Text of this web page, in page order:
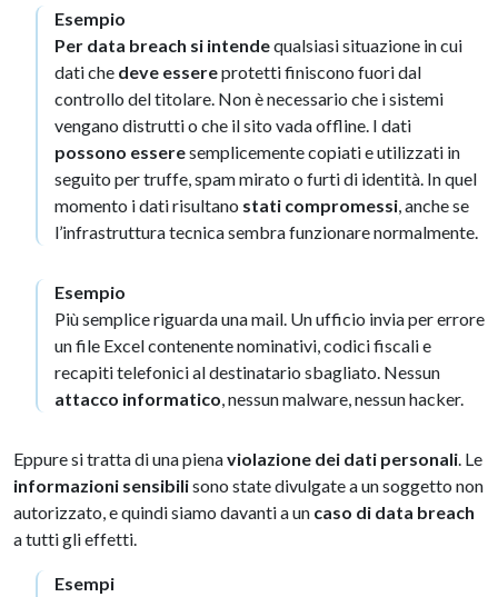
Esempio
Per data breach si intendequalsiasi situazione in cui
dati che deve essereprotetti finiscono fuori dal
controllo del titolare. Non è necessario che i sistemi
vengano distrutti o che il sito vada offline. I dati
possono esseresemplicemente copiati e utilizzati in
seguito per truffe, spam mirato o furti di identità. In quel
momento i dati risultano stati compromessi, anche se
l’infrastruttura tecnica sembra funzionare normalmente.
Esempio
Più semplice riguarda una mail. Un ufficio invia per errore
un file Excel contenente nominativi, codici fiscali e
recapiti telefonici al destinatario sbagliato. Nessun
attacco informatico, nessun malware, nessun hacker.
Eppure si tratta di una pienaviolazione dei dati personali. Le
informazioni sensibilisono state divulgate a un soggetto non
autorizzato, e quindi siamo davanti a un caso di data breach
a tutti gli effetti.
Esempi